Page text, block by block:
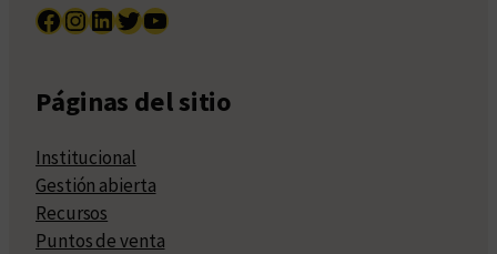
Facebook InstagramLinkedIn Twitter YouTube
Páginas del sitio
Institucional
Gestión abierta
Recursos
Puntos de venta